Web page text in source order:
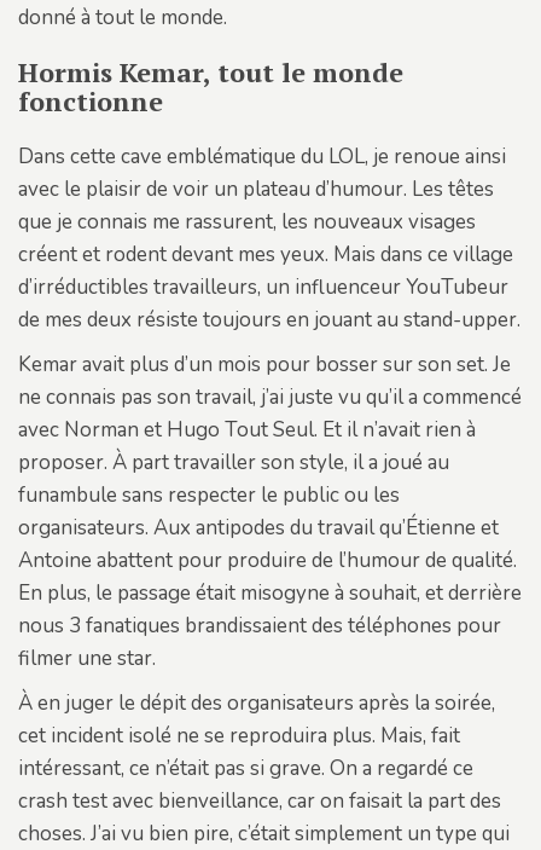
donné à tout le monde.
Hormis Kemar, tout le monde
fonctionne
Dans cette cave emblématique du LOL, je renoue ainsi
avec le plaisir de voir un plateau d’humour. Les têtes
que je connais me rassurent, les nouveaux visages
créent et rodent devant mes yeux. Mais dans ce village
d’irréductibles travailleurs, un influenceur YouTubeur
de mes deux résiste toujours en jouant au stand-upper.
Kemar avait plus d’un mois pour bosser sur son set. Je
ne connais pas son travail, j’ai juste vu qu’il a commencé
avec Norman et Hugo Tout Seul. Et il n’avait rien à
proposer. À part travailler son style, il a joué au
funambule sans respecter le public ou les
organisateurs. Aux antipodes du travail qu’Étienne et
Antoine abattent pour produire de l’humour de qualité.
En plus, le passage était misogyne à souhait, et derrière
nous 3 fanatiques brandissaient des téléphones pour
filmer une star.
À en juger le dépit des organisateurs après la soirée,
cet incident isolé ne se reproduira plus. Mais, fait
intéressant, ce n’était pas si grave. On a regardé ce
crash test avec bienveillance, car on faisait la part des
choses. J’ai vu bien pire, c’était simplement un type qui